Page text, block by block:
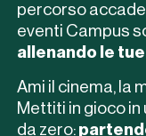
percorso
eventi Campus
allenando le
Ami il cinema, la
Mettiti in gioco in
da zero: